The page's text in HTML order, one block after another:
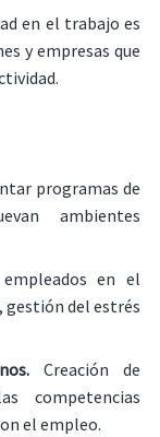
en el trabajo es
y empresas que
programas de
ambientes
en el
gestión del estrés
Creación de
competencias
el empleo.